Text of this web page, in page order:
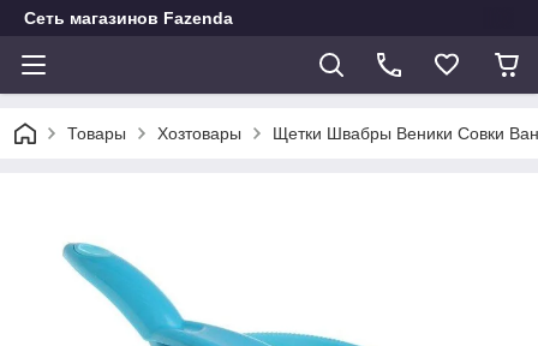
Сеть магазинов Fazenda
Товары Хозтовары Щетки Швабры Веники Совки